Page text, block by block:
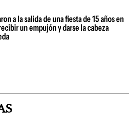
a la salida de una fiesta de 15 años en
un empujón y darse la cabeza